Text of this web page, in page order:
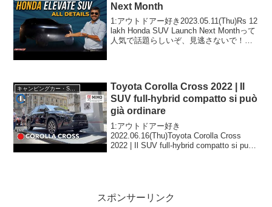
Next Month
1:アウトドアー好き2023.05.11(Thu)Rs 12
lakh Honda SUV Launch Next Monthって
人気で話題らしいぞ、見逃さないで！！
Toyota Corolla Cross 2022 | Il
SUV full-hybrid compatto si può
già ordinare
1:アウトドアー好き
2022.06.16(Thu)Toyota Corolla Cross
2022 | Il SUV full-hybrid compatto si può
スポンサーリンク